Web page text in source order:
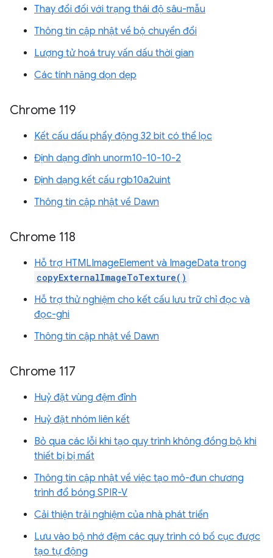
Thay đổi đối với trạng thái độ sâu-mẫu
Thông tin cập nhật về bộ chuyển đổi
Lượng tử hoá truy vấn dấu thời gian
Các tính năng dọn dẹp
Chrome 119
Kết cấu dấu phẩy động 32 bit có thể lọc
Định dạng đỉnh unorm10-10-10-2
Định dạng kết cấu rgb10a2uint
Thông tin cập nhật về Dawn
Chrome 118
Hỗ trợ HTMLImageElement và ImageData trong
copyExternalImageToTexture()
Hỗ trợ thử nghiệm cho kết cấu lưu trữ chỉ đọc và
đọc-ghi
Thông tin cập nhật về Dawn
Chrome 117
Huỷ đặt vùng đệm đỉnh
Huỷ đặt nhóm liên kết
Bỏ qua các lỗi khi tạo quy trình không đồng bộ khi
thiết bị bị mất
Thông tin cập nhật về việc tạo mô-đun chương
trình đổ bóng SPIR-V
Cải thiện trải nghiệm của nhà phát triển
Lưu vào bộ nhớ đệm các quy trình có bố cục được
tạo tự động